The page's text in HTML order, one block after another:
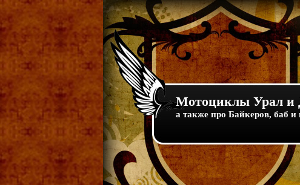
Мотоциклы Урал и
а также про Байкеров, баб и